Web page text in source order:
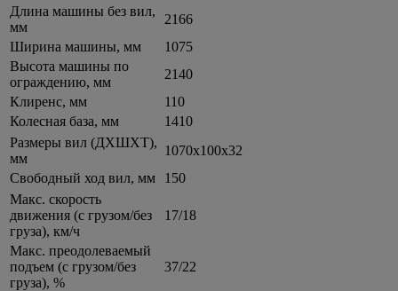
Длина машины без вил,
мм
2166
Ширина машины, мм
1075
Высота машины по
ограждению, мм
2140
Клиренс, мм
110
Колесная база, мм
1410
Размеры вил (ДXШXТ),
мм
1070x100x32
Свободный ход вил, мм
150
Макс. скорость
движения (с грузом/без
груза), км/ч
17/18
Макс. преодолеваемый
подъем (с грузом/без
груза), %
37/22